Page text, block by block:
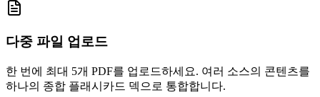
다중 파일 업로드
한 번에 최대 5개 PDF를 업로드하세요. 여러 소스의 콘텐츠를
하나의 종합 플래시카드 덱으로 통합합니다.